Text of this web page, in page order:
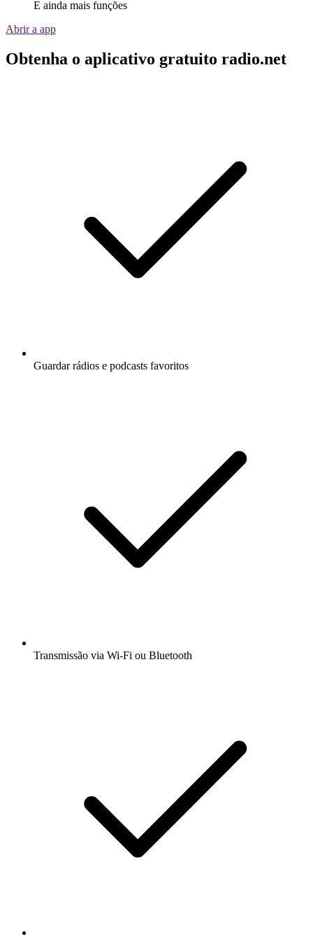
E ainda mais funções
Abrir a app
Obtenha o aplicativo gratuito radio.net
Guardar rádios e podcasts favoritos
Transmissão via Wi-Fi ou Bluetooth